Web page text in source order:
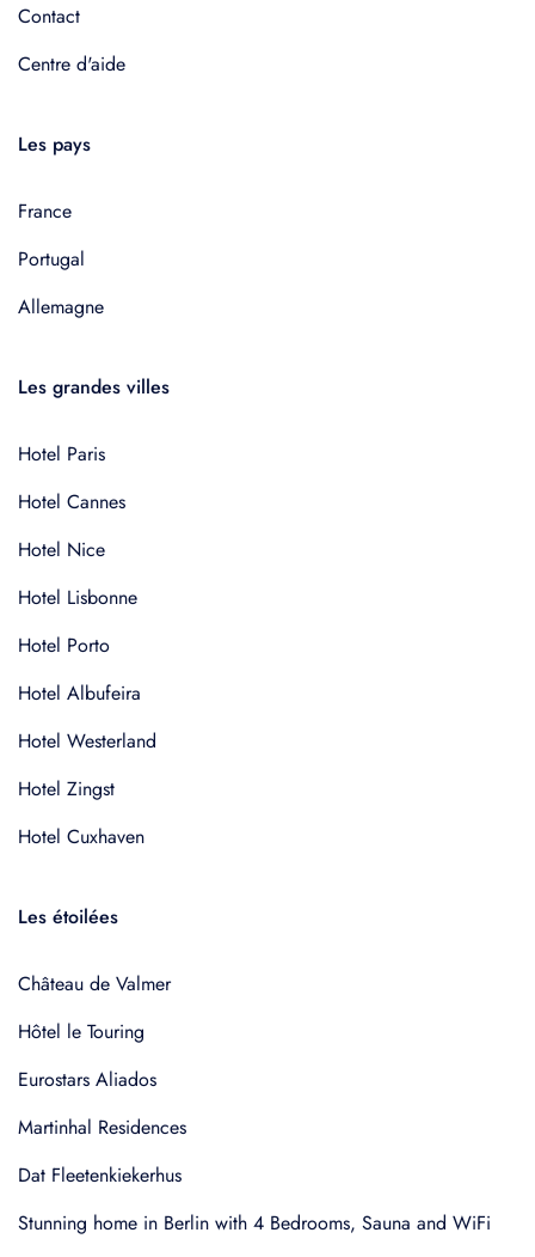
Contact
Centre d'aide
Les pays
France
Portugal
Allemagne
Les grandes villes
Hotel Paris
Hotel Cannes
Hotel Nice
Hotel Lisbonne
Hotel Porto
Hotel Albufeira
Hotel Westerland
Hotel Zingst
Hotel Cuxhaven
Les étoilées
Château de Valmer
Hôtel le Touring
Eurostars Aliados
Martinhal Residences
Dat Fleetenkiekerhus
Stunning home in Berlin with 4 Bedrooms, Sauna and WiFi